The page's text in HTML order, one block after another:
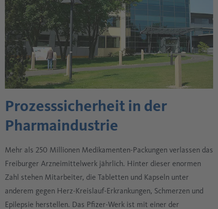
Prozesssicherheit in der
Pharmaindustrie
Mehr als 250 Millionen Medikamenten-Packungen verlassen das
Freiburger Arzneimittelwerk jährlich. Hinter dieser enormen
Zahl stehen Mitarbeiter, die Tabletten und Kapseln unter
anderem gegen Herz-Kreislauf-Erkrankungen, Schmerzen und
Epilepsie herstellen. Das Pfizer-Werk ist mit einer der